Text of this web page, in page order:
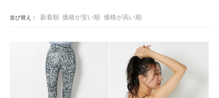
並び替え 新着順 価格が安い順 価格が高い順